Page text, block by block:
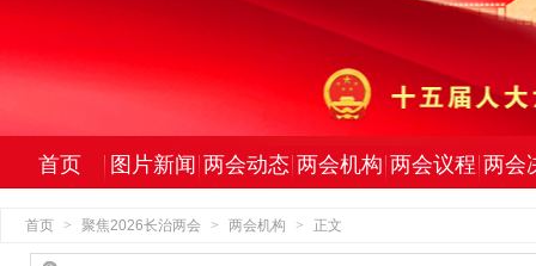
首页 图片新闻 两会动态 两会机构 两会议程 两会
首页 > 聚焦2026长治两会 > 两会机构 > 正文